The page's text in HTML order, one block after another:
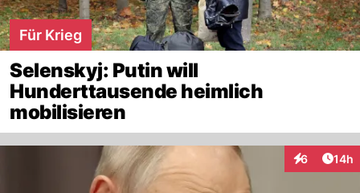
Für Krieg
Selenskyj: Putin will
Hunderttausende heimlich
mobilisieren
6
Interaktionen
14h